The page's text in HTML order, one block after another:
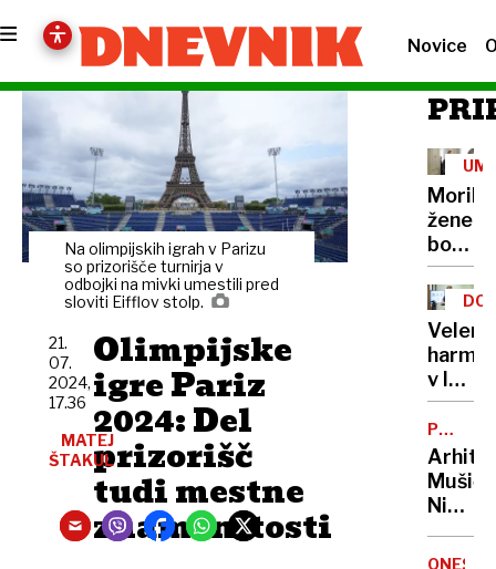
Novice
Na olimpijskih igrah v Parizu
so prizorišče turnirja v
odbojki na mivki umestili pred
sloviti Eifflov stolp.
Olimpijske
igre Pariz
2024: Del
prizorišč
tudi mestne
znamenitosti
21.
07.
2024,
17.36
MATEJ
ŠTAKUL
žene
bo
sedel
21
let
v lov
na
nov
rekord
CENTER
Mušič:
Nikoli
nisem